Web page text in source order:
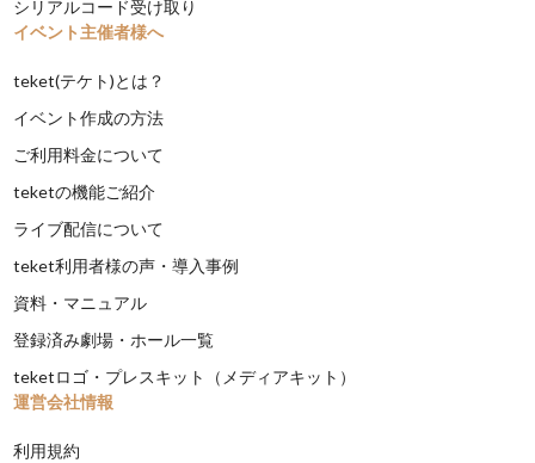
シリアルコード受け取り
イベント主催者様へ
teket(テケト)とは？
イベント作成の方法
ご利用料金について
teketの機能ご紹介
ライブ配信について
teket利用者様の声・導入事例
資料・マニュアル
登録済み劇場・ホール一覧
teketロゴ・プレスキット（メディアキット）
運営会社情報
利用規約